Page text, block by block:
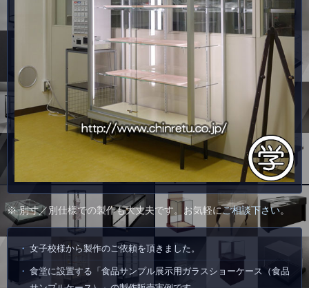
※ 別寸／別仕様での製作も大丈夫です。お気軽にご相談下さい。
女子校様から製作のご依頼を頂きました。
食堂に設置する「食品サンプル展示用ガラスショーケース（食品